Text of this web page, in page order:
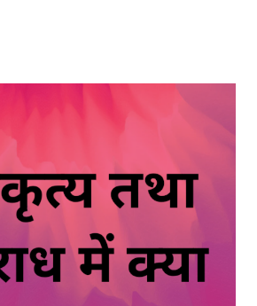
विधि द्वारा संरक्षित अधिकार होते हैं इन
आप में वाद योग्य होता है। वादी को यह साबित
का अपकृत्य । Kinds of Torts In tort